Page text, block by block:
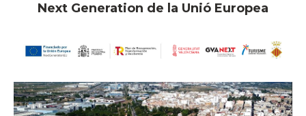
Next Generation de la Unió Europea